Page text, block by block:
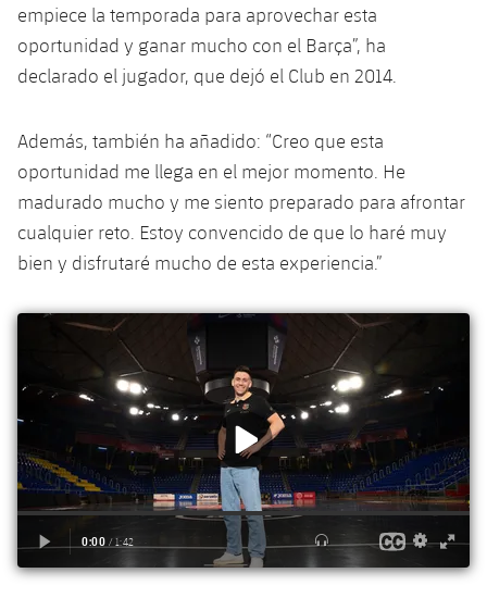
empiece la temporada para aprovechar esta
oportunidad y ganar mucho con el Barça”, ha
declarado el jugador, que dejó el Club en 2014.
Además, también ha añadido: “Creo que esta
oportunidad me llega en el mejor momento. He
madurado mucho y me siento preparado para afrontar
cualquier reto. Estoy convencido de que lo haré muy
bien y disfrutaré mucho de esta experiencia.”